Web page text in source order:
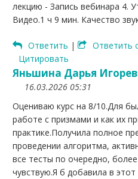
лекцию - Запись вебинара 4.
Видео.1 ч 9 мин. Качество
Ответить | Ответить
Цитировать
Яньшина Дарья
16.03.2026 05:31
Оцениваю курс на 8/10.Для
работе с призмами и как их
практике.Получила полное
проведении алгоритма,
все тесты по очередно,
чувствую.Я б добавила в